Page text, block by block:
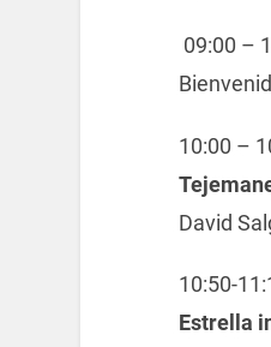
09:00 –
10:00 –
David
10:50-
Estrella